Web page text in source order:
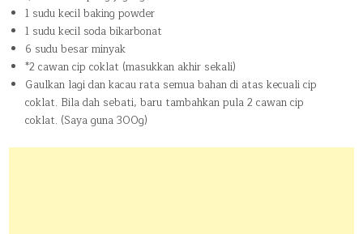
1 sudu kecil baking powder
1 sudu kecil soda bikarbonat
6 sudu besar minyak
*2 cawan cip coklat (masukkan akhir sekali)
Gaulkan lagi dan kacau rata semua bahan di atas kecuali cip
coklat. Bila dah sebati, baru tambahkan pula 2 cawan cip
coklat. (Saya guna 300g)